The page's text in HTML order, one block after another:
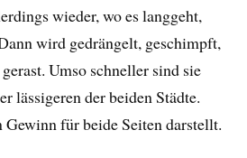
wieder, wo es langgeht,
wird gedrängelt, geschimpft,
Umso schneller sind sie
lässigeren der beiden Städte.
Gewinn für beide Seiten darstellt.